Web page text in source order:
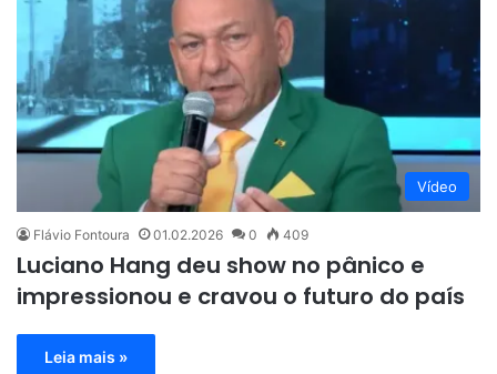
Vídeo
Flávio Fontoura 01.02.2026 0 409
Luciano Hang deu show no pânico e
impressionou e cravou o futuro do país
Leia mais »